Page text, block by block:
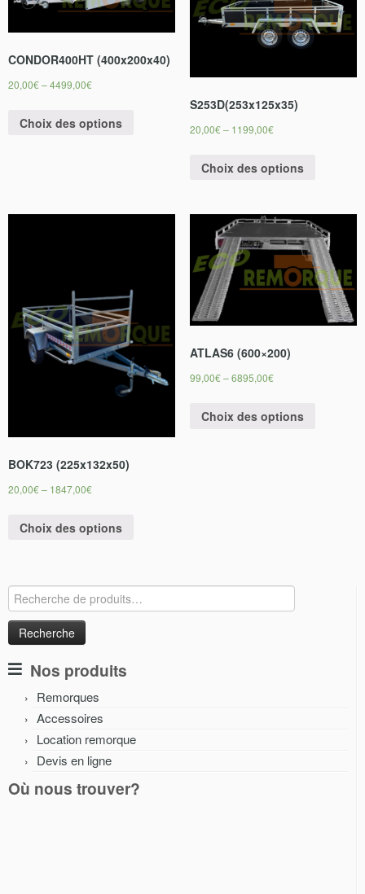
CONDOR400HT (400x200x40)
20,00€–4499,00€
Choix des options
S253D(253x125x35)
20,00€– 1199,00€
Choix des options
BOK723 (225x132x50)
20,00€– 1847,00€
Choix des options
ATLAS6 (600×200)
99,00€–6895,00€
Choix des options
Recherche
pour :
Nos produits
Remorques
Accessoires
Location remorque
Devis en ligne
Où nous trouver?